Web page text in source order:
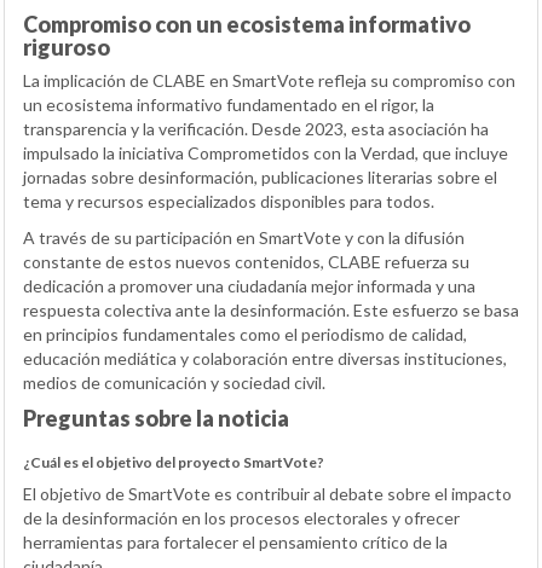
Compromiso con un ecosistema informativo
riguroso
La implicación de CLABE en SmartVote refleja su compromiso con
un ecosistema informativo fundamentado en el rigor, la
transparencia y la verificación. Desde 2023, esta asociación ha
impulsado la iniciativa Comprometidos con la Verdad, que incluye
jornadas sobre desinformación, publicaciones literarias sobre el
tema y recursos especializados disponibles para todos.
A través de su participación en SmartVote y con la difusión
constante de estos nuevos contenidos, CLABE refuerza su
dedicación a promover una ciudadanía mejor informada y una
respuesta colectiva ante la desinformación. Este esfuerzo se basa
en principios fundamentales como el periodismo de calidad,
educación mediática y colaboración entre diversas instituciones,
medios de comunicación y sociedad civil.
Preguntas sobre la noticia
¿Cuál es el objetivo del proyecto SmartVote?
El objetivo de SmartVote es contribuir al debate sobre el impacto
de la desinformación en los procesos electorales y ofrecer
herramientas para fortalecer el pensamiento crítico de la